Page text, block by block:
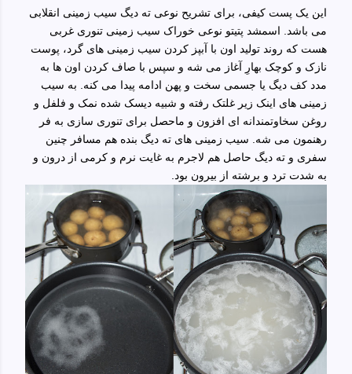
این یک پست کیفی، برای تشریح نوعی ته دیگ سیب زمینی انقلابی
می باشد. اسمشد پتیتو نوعی خوراک سیب زمینی تنوری غربی
هست که روند تولید اون با آبپز کردن سیب زمینی های گرد، پوست
نازک و کوچک بهارِ آغاز می شه و سپس با صاف کردن اون ها به
مدد کف دیگ یا جسمی سخت و پهن ادامه پیدا می کنه. به سیب
زمینی های اینک زیر غلتک رفته و شبیه دیسک شده نمک و فلفل و
روغن سخاوتمندانه ای افزون و ماحصل برای تنوری سازی به فر
رهنمون می شه. سیب زمینی های ته دیگ بنده هم مسافر چنین
سفری و ته دیگ حاصل هم لاجرم به غایت نرم و کرمی از درون و
به شدت ترد و برشته از بیرون بود.